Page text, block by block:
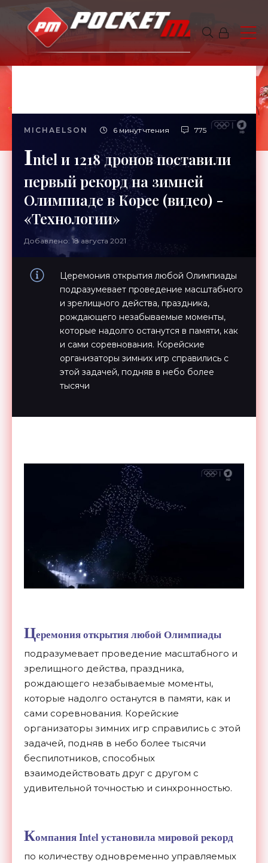
MICHAELSON 6 минут чтения 775
Intel и 1218 дронов поставили
первый рекорд на зимней
Олимпиаде в Корее (видео) -
«Технологии»
Добавлено: 18 августа 2021
Церемония открытия любой Олимпиады
подразумевает проведение масштабного
и зрелищного действа, праздника,
рождающего незабываемые моменты,
которые надолго останутся в памяти, как
и сами соревнования. Корейские
организаторы зимних игр справились с
этой задачей, подняв в небо более
тысячи
Церемония открытия любой Олимпиады
подразумевает проведение масштабного и
зрелищного действа, праздника,
рождающего незабываемые моменты,
которые надолго останутся в памяти, как и
сами соревнования. Корейские
организаторы зимних игр справились с этой
задачей, подняв в небо более тысячи
беспилотников, способных
взаимодействовать друг с другом с
удивительной точностью и синхронностью.
Компания Intel установила мировой рекорд
по количеству одновременно управляемых